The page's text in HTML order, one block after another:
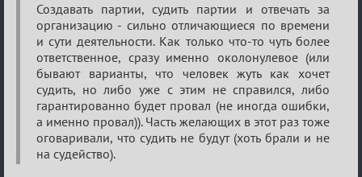
Создавать партии, судить партии и отвечать за
организацию - сильно отличающиеся по времени
и сути деятельности. Как только что-то чуть более
ответственное, сразу именно околонулевое (или
бывают варианты, что человек жуть как хочет
судить, но либо уже с этим не справился, либо
гарантированно будет провал (не иногда ошибки,
а именно провал)). Часть желающих в этот раз тоже
оговаривали, что судить не будут (хоть брали и не
на судейство).